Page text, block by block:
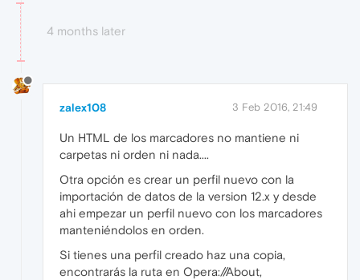
4 months later
zalex108 3 Feb 2016, 21:49
Un HTML de los marcadores no mantiene ni
carpetas ni orden ni nada....
Otra opción es crear un perfil nuevo con la
importación de datos de la version 12.x y desde
ahi empezar un perfil nuevo con los marcadores
manteniéndolos en orden.
Si tienes una perfil creado haz una copia,
encontrarás la ruta en Opera://About,